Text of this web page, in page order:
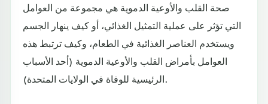
صحة القلب والأوعية الدموية هي مجموعة من العوامل
التي تؤثر على عملية التمثيل الغذائي، أو كيف ينهار الجسم
ويستخدم العناصر الغذائية في الطعام، وكيف ترتبط هذه
العوامل بأمراض القلب والأوعية الدموية (أحد الأسباب
الرئيسية للوفاة في الولايات المتحدة).